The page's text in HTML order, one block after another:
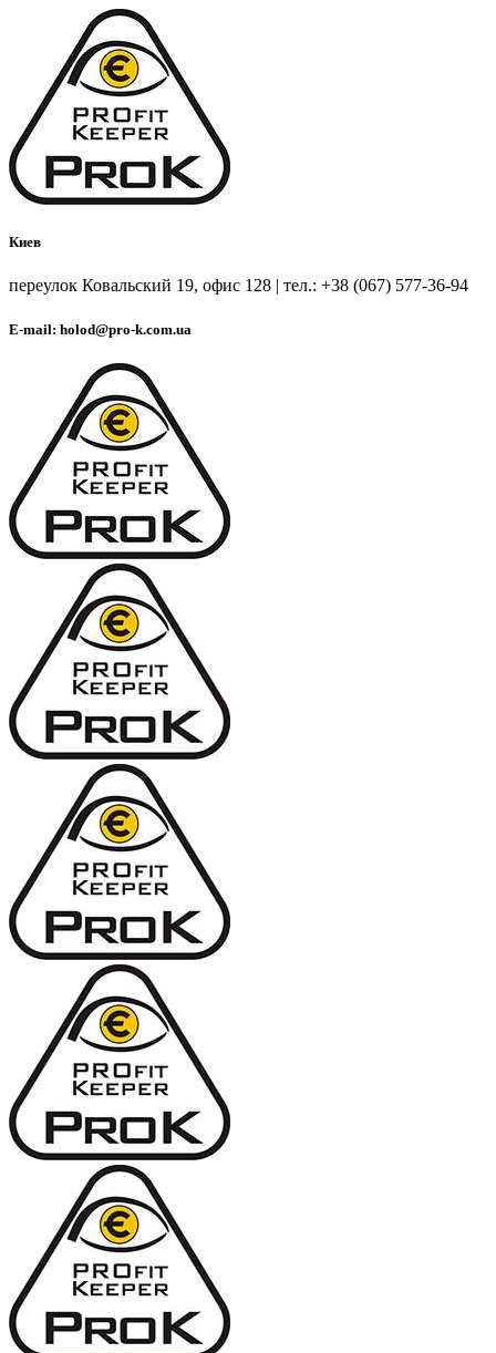
Киев
переулок Ковальский 19, офис 128 | тел.: +38 (067) 577-36-94
E-mail: holod@pro-k.com.ua